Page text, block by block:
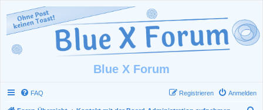
Blue X Forum
FAQ Anmelden
Registrieren